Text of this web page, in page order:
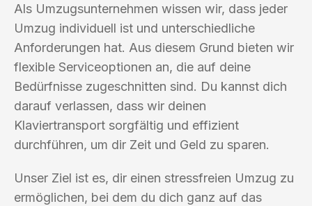
Als Umzugsunternehmen wissen wir, dass jeder
Umzug individuell ist und unterschiedliche
Anforderungen hat. Aus diesem Grund bieten wir
flexible Serviceoptionen an, die auf deine
Bedürfnisse zugeschnitten sind. Du kannst dich
darauf verlassen, dass wir deinen
Klaviertransport sorgfältig und effizient
durchführen, um dir Zeit und Geld zu sparen.
Unser Ziel ist es, dir einen stressfreien Umzug zu
ermöglichen, bei dem du dich ganz auf das